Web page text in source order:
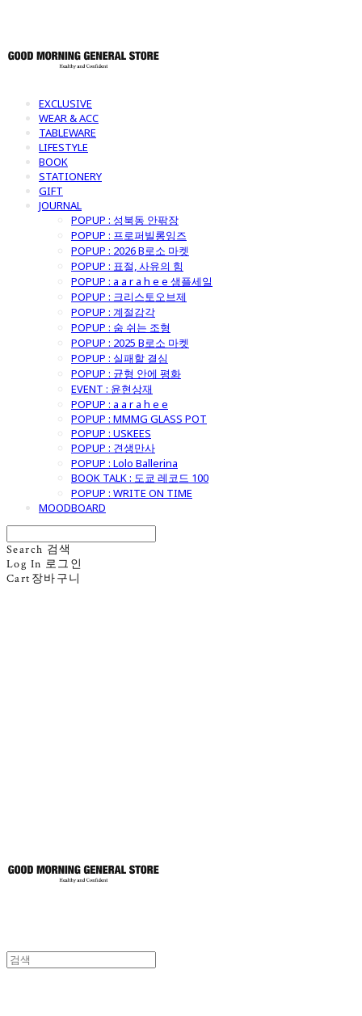
EXCLUSIVE
WEAR & ACC
TABLEWARE
LIFESTYLE
BOOK
STATIONERY
GIFT
JOURNAL
POPUP : 성북동 안팎장
POPUP : 프로퍼빌롱잉즈
POPUP : 2026 B로소 마켓
POPUP : 표절, 사유의 힘
POPUP : a a r a h e e 샘플세일
POPUP : 크리스토오브제
POPUP : 계절감각
POPUP : 숨 쉬는 조형
POPUP : 2025 B로소 마켓
POPUP : 실패할 결심
POPUP : 균형 안에 평화
EVENT : 윤현상재
POPUP : a a r a h e e
POPUP : MMMG GLASS POT
POPUP : USKEES
POPUP : 견생만사
POPUP : Lolo Ballerina
BOOK TALK : 도쿄 레코드 100
POPUP : WRITE ON TIME
MOODBOARD
Search 검색
Log In 로그인
Cart 장바구니